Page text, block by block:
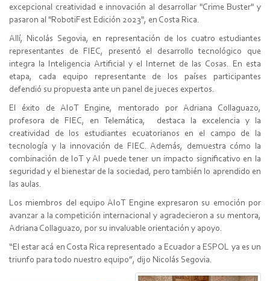
excepcional creatividad e innovación al desarrollar "Crime Buster" y
pasaron al "RobotiFest Edición 2023", en Costa Rica.
Allí, Nicolás Segovia, en representación de los cuatro estudiantes
representantes de FIEC, presentó el desarrollo tecnológico que
integra la Inteligencia Artificial y el Internet de las Cosas. En esta
etapa, cada equipo representante de los países participantes
defendió su propuesta ante un panel de jueces expertos.
El éxito de AIoT Engine, mentorado por Adriana Collaguazo,
profesora de FIEC, en Telemática, destaca la excelencia y la
creatividad de los estudiantes ecuatorianos en el campo de la
tecnología y la innovación de FIEC. Además, demuestra cómo la
combinación de IoT y AI puede tener un impacto significativo en la
seguridad y el bienestar de la sociedad, pero también lo aprendido en
las aulas.
Los miembros del equipo AIoT Engine expresaron su emoción por
avanzar a la competición internacional y agradecieron a su mentora,
Adriana Collaguazo, por su invaluable orientación y apoyo.
“El estar acá en Costa Rica representado a Ecuador a ESPOL ya es un
triunfo para todo nuestro equipo”, dijo Nicolás Segovia.